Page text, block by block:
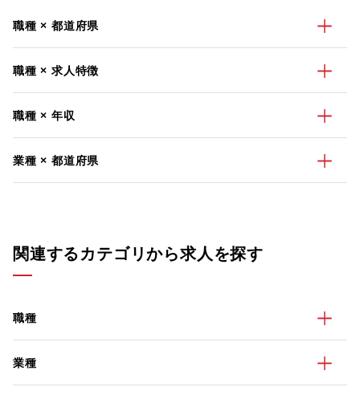
職種 × 都道府県
職種 × 求人特徴
職種 × 年収
業種 × 都道府県
関連するカテゴリから求人を探す
職種
業種